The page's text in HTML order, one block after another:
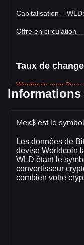
Capitalisation – WLD:
Offre en circulation
Taux de
Worldcoin vers Peso
de
a évolué de -4.40%
des dernières 24
volume de trading
Informations
Mex$ est le
Les données de
devise Worldcoin
WLD étant le
convertisseur
combien votre